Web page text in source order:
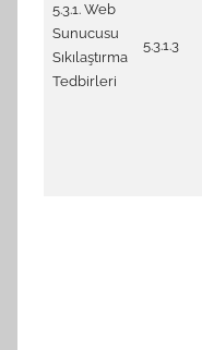
5.3.1. Web
Sunucusu
Sıkılaştırma
Tedbirleri
5.3.1.3